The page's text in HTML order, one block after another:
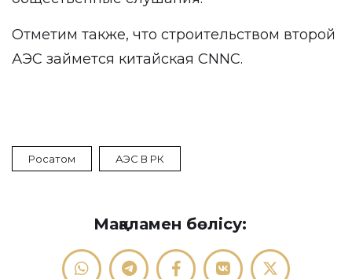
Отметим также, что строительством второй
АЭС займется китайская СNNC.
Росатом АЭС В РК
Мақаламен бөлісу: